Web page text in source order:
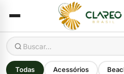
Todas Acessórios